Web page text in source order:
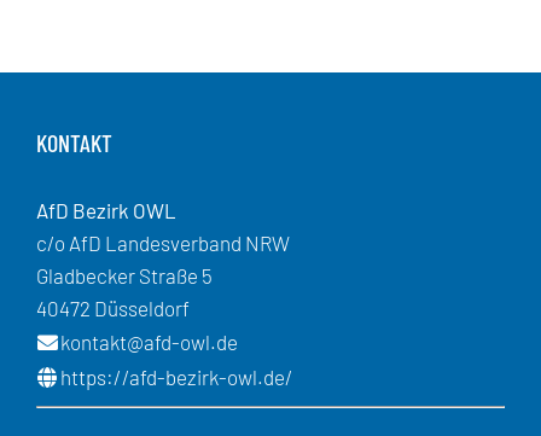
KONTAKT
AfD Bezirk OWL
c/o AfD Landesverband NRW
Gladbecker Straße 5
40472 Düsseldorf
kontakt@afd-owl.de
https://afd-bezirk-owl.de/